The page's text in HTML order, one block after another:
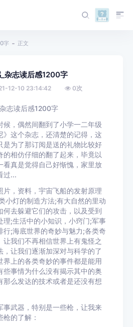
字 正文
_杂志读后感1200字
12-10 23:14:42 0次
志读后感1200字
候，偶然间翻到了小学一二年级
》这个杂志，还清楚的记得，这
是为了那订阅是送的礼物比较好
的相仿仔细的翻了起来，毕竟以
看真是觉得自己好惭愧，家里放
过...
片，资料，宇宙飞船的发射原理
小灯的制造方法;有大自然的里动
去躲避它们的攻击，以及受到
理;生活中的小知识，小窍门;军事
行;海底世界的奇妙与魅力;各类奇
让我们不再相信世界上有鬼怪之
，让我们逐渐加深对与科学的了
界上的各类奇妙的事件都是能用
些事情为什么没有揭示其中的奥
那么发达的技术或者是还没有想
事武器，特别是一些枪，让我来
的了解：